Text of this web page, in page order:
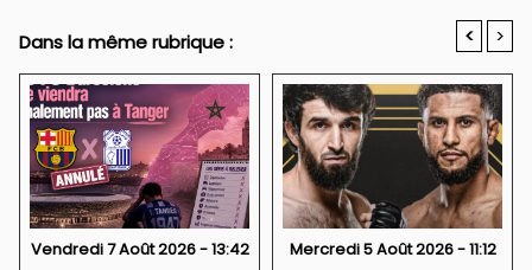
Dans la même rubrique : < >
Vendredi 7 Août 2026 - 13:42 Mercredi 5 Août 2026 - 11:12